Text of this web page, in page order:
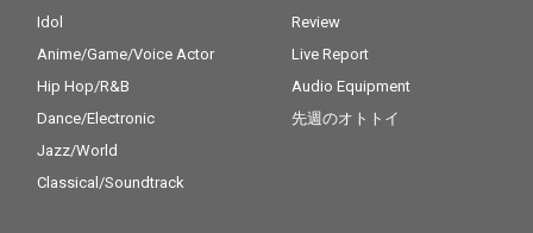
Idol
Anime/Game/Voice Actor
Hip Hop/R&B
Dance/Electronic
Jazz/World
Classical/Soundtrack
Review
Live Report
Audio Equipment
先週のオトトイ